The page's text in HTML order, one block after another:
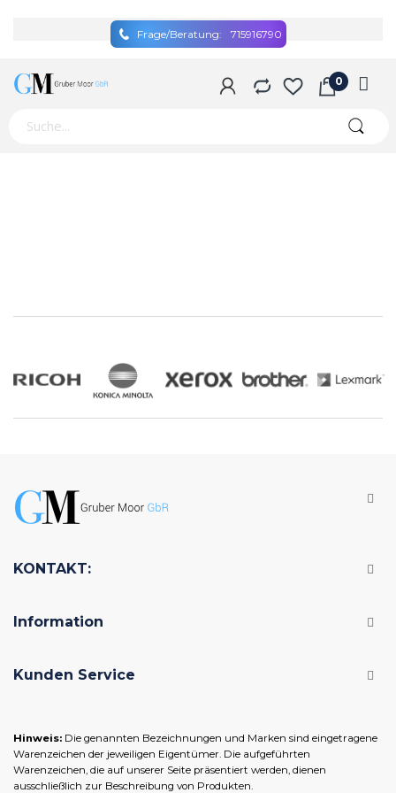
Frage/Beratung: 715916790
KONTAKT:
Information
Kunden Service
Hinweis: Die genannten Bezeichnungen und Marken sind eingetragene
Warenzeichen der jeweiligen Eigentümer. Die aufgeführten
Warenzeichen, die auf unserer Seite präsentiert werden, dienen
ausschließlich zur Beschreibung von Produkten.